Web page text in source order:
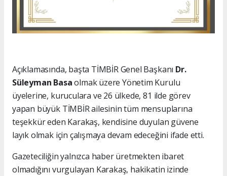
Açıklamasında, başta TİMBİR Genel Başkanı Dr.
Süleyman Basaolmak üzere Yönetim Kurulu
üyelerine, kuruculara ve 26 ülkede, 81 ilde görev
yapan büyük TİMBİR ailesinin tüm mensuplarına
teşekkür eden Karakaş, kendisine duyulan güvene
layık olmak için çalışmaya devam edeceğini ifade etti.
Gazeteciliğin yalnızca haber üretmekten ibaret
olmadığını vurgulayan Karakaş, hakikatin izinde